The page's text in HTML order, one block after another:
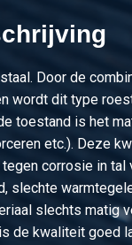
Door de
wordt dit type
toestand is het
etc.). Deze
corrosie in tal
slechte
slechts matig
de kwaliteit goed